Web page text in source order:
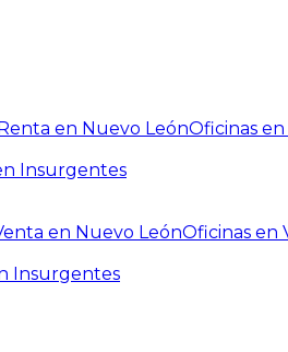
en Nuevo LeónOficinas
Insurgentes
en Nuevo LeónOficinas en
Insurgentes